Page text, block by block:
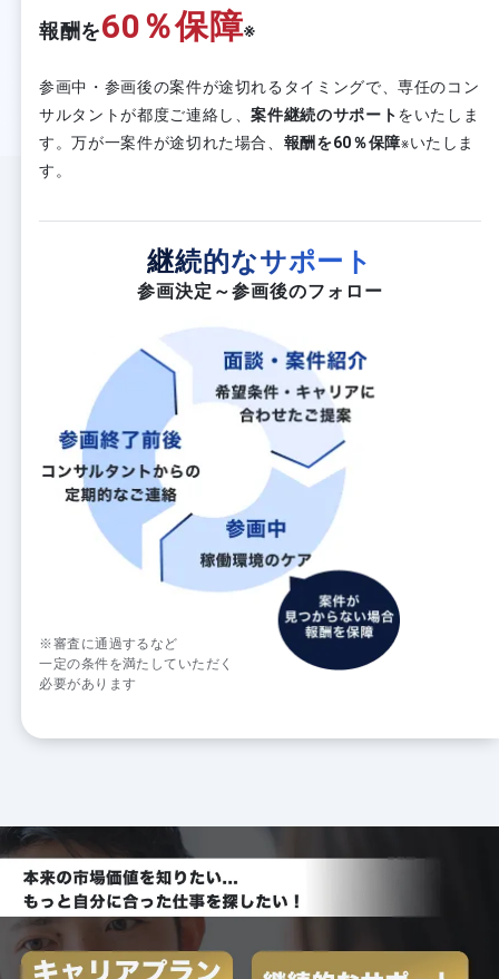
報酬を60％保障※
参画中・参画後の案件が途切れるタイミングで、専任のコン
サルタントが都度ご連絡し、案件継続のサポートをいたしま
す。万が一案件が途切れた場合、 報酬を60％保障※いたしま
す。
継続的なサポート
参画決定～参画後のフォロー
※審査に通過するなど
一定の条件を満たしていただく
必要があります